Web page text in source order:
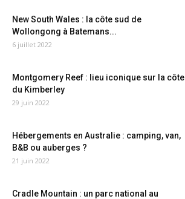
New South Wales : la côte sud de
Wollongong à Batemans...
6 juillet 2022
Montgomery Reef : lieu iconique sur la côte
du Kimberley
29 juin 2022
Hébergements en Australie : camping, van,
B&B ou auberges ?
21 juin 2022
Cradle Mountain : un parc national au